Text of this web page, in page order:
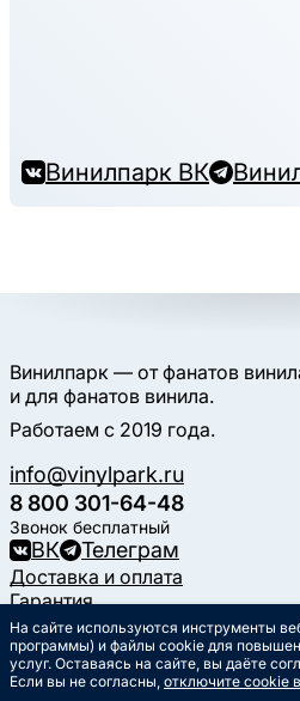
Винилпарк ВК
Винилпарк — от фанатов
и для фанатов винила.
Работаем с 2019 года.
info@vinylpark.ru
8 800 301-64-48
Звонок бесплатный
ВК Телеграм
Доставка и оплата
Гарантия
Контакты
Статьи
Музыкальный календарь
Документы
На сайте используются инструменты
программы) и файлы cookie для
услуг. Оставаясь на сайте, вы даёте
Если вы не согласны, отключите cookie